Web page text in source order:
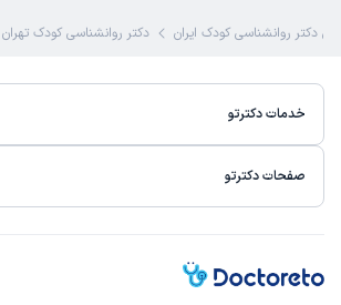
دکتر روانشناسی کودک ایران دکتر روانشناسی کودک تهران
خدمات دکترتو
صفحات دکترتو